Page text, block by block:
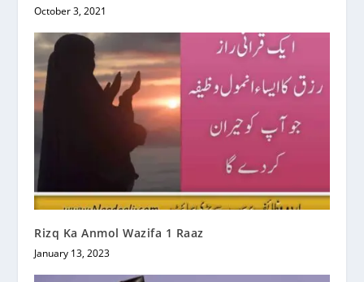
October 3, 2021
Rizq Ka Anmol Wazifa 1 Raaz
January 13, 2023